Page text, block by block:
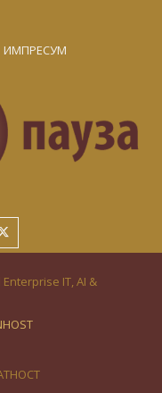
ИМПРЕСУМ
Enterprise IT, AI &